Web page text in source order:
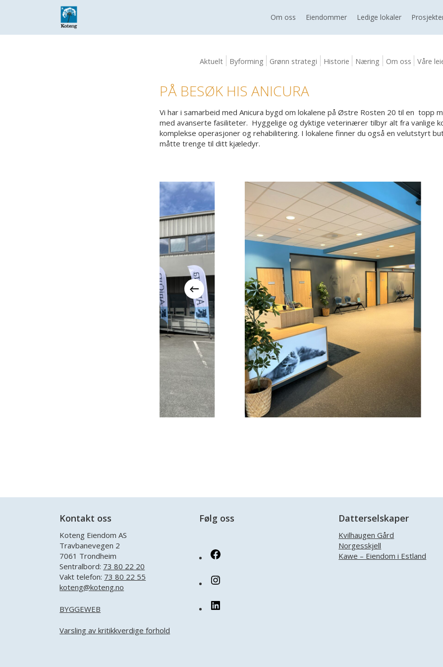
content
Hit enter to search or ESC to close
Om oss Eiendommer Ledige lokaler
Aktuelt Byforming Grønn strategi Historie Næring Om oss Våre
PÅ BESØK HIS ANICURA
Vi har i samarbeid med Anicura bygd om lokalene på Østre Rosten 20 til en topp
med avanserte fasiliteter. Hyggelige og dyktige veterinærer tilbyr alt fra vanlige
komplekse operasjoner og rehabilitering. I lokalene finner du også en velutstyrt
måtte trenge til ditt kjæledyr.
Kontakt oss
Koteng Eiendom AS
Travbanevegen 2
7061 Trondheim
Sentralbord: 73 80 22 20
Vakt telefon: 73 80 22 55
koteng@koteng.no
BYGGEWEB
Varsling av kritikkverdige forhold
Følg oss Datterselskaper
Kvilhaugen Gård
Norgesskjell
Kawe – Eiendom i Estland